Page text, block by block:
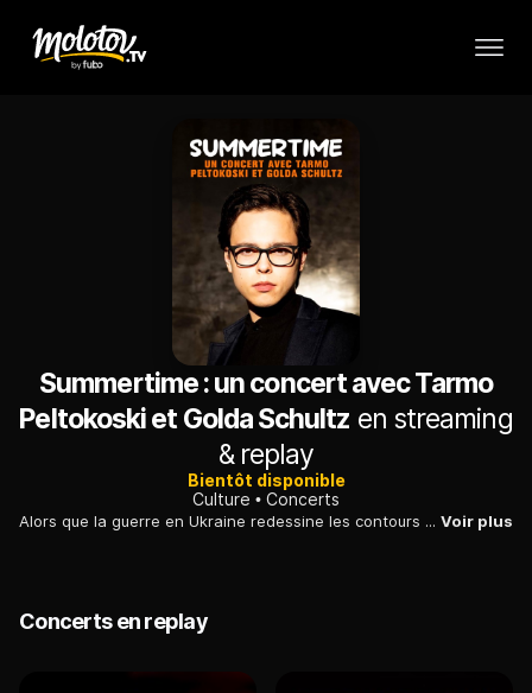
Summertime : un concert avec Tarmo
Peltokoski et Golda Schultz en streaming
& replay
Bientôt disponible
Culture
Concerts
Alors que la guerre en Ukraine redessine les contours d'une géopolitique des blocs, ce concert, capté en avril 2022 à l'auditorium de Radio France, trace un pont entre l'Amérique et l'URSS, entre le classicisme et la modernité. Voir plus
Concerts en replay